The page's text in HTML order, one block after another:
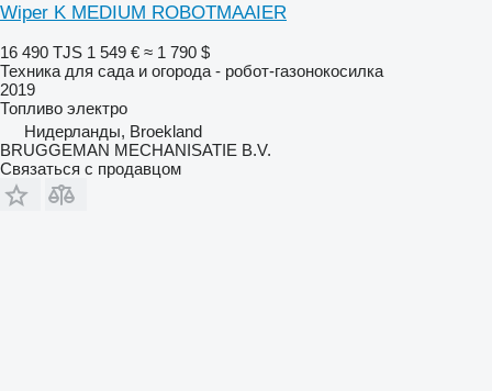
Wiper K MEDIUM ROBOTMAAIER
16 490 TJS 1 549 € ≈ 1 790 $
Техника для сада и огорода - робот-газонокосилка
2019
Топливо электро
Нидерланды, Broekland
BRUGGEMAN MECHANISATIE B.V.
Связаться с продавцом